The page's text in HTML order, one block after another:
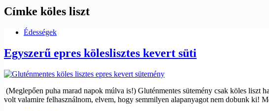
Címke köles liszt
Édességek
Egyszerű epres köleslisztes kevert süti
(Meglepően puha marad napok múlva is!) Gluténmentes sütemény csak köles liszt
volt valamire felhasználnom, elvem, hogy semmilyen alapanyagot nem dobunk ki!